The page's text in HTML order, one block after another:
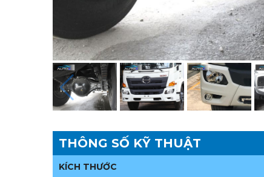
THÔNG SỐ KỸ THUẬT
KÍCH THƯỚC